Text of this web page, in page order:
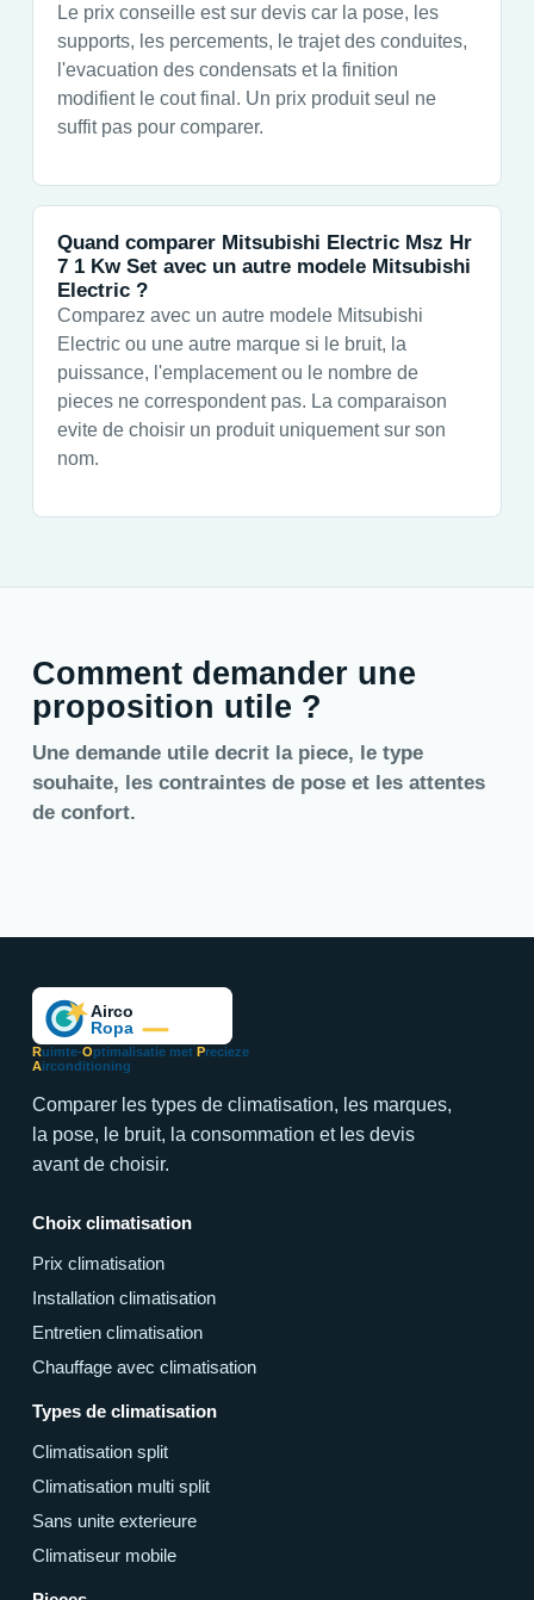
Le prix conseille est sur devis car la pose, les
supports, les percements, le trajet des conduites,
l'evacuation des condensats et la finition
modifient le cout final. Un prix produit seul ne
suffit pas pour comparer.
Quand comparer Mitsubishi Electric Msz Hr
7 1 Kw Set avec un autre modele Mitsubishi
Electric ?
Comparez avec un autre modele Mitsubishi
Electric ou une autre marque si le bruit, la
puissance, l'emplacement ou le nombre de
pieces ne correspondent pas. La comparaison
evite de choisir un produit uniquement sur son
nom.
Comment demander une
proposition utile ?
Une demande utile decrit la piece, le type
souhaite, les contraintes de pose et les attentes
de confort.
Ruimte-Optimalisatie met Precieze
Airconditioning
Comparer les types de climatisation, les marques,
la pose, le bruit, la consommation et les devis
avant de choisir.
Choix climatisation
Prix climatisation
Installation climatisation
Entretien climatisation
Chauffage avec climatisation
Types de climatisation
Climatisation split
Climatisation multi split
Sans unite exterieure
Climatiseur mobile